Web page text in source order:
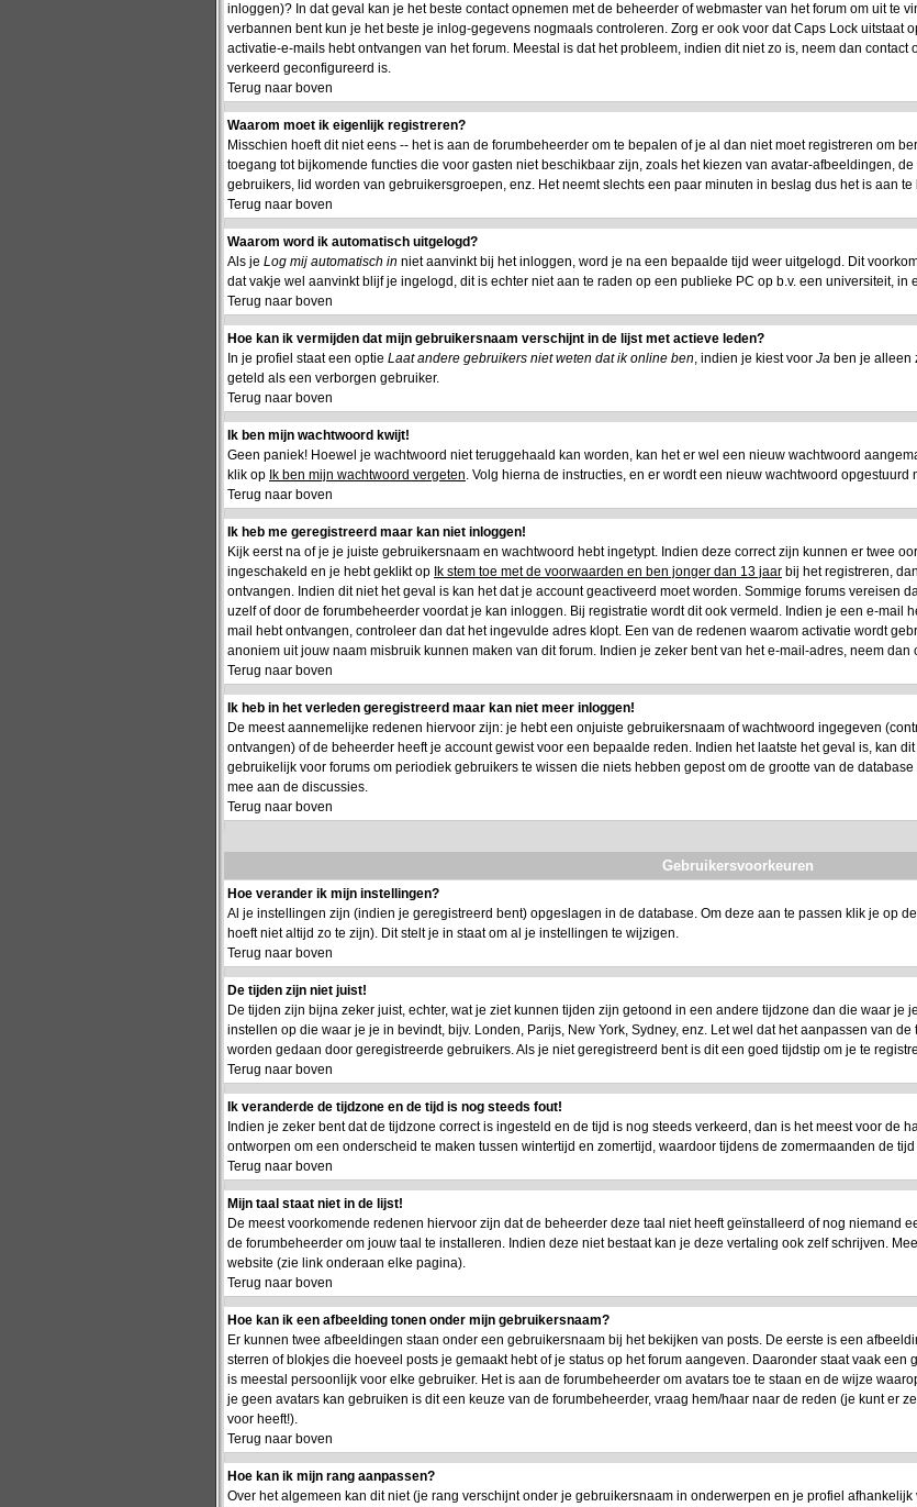
inloggen)? In dat geval kan je het beste contact opnemen met de beheerder of webmaster van het forum om uit te
verbannen bent kun je het beste je inlog-gegevens nogmaals controleren. Zorg er ook voor dat Caps Lock uitstaat
activatie-e-mails hebt ontvangen van het forum. Meestal is dat het probleem, indien dit niet zo is, neem dan
verkeerd geconfigureerd is.
Terug naar boven
Waarom moet ik eigenlijk registreren?
Misschien hoeft dit niet eens -- het is aan de forumbeheerder om te bepalen of je al dan niet moet registreren om
toegang tot bijkomende functies die voor gasten niet beschikbaar zijn, zoals het kiezen van avatar-afbeeldingen,
gebruikers, lid worden van gebruikersgroepen, enz. Het neemt slechts een paar minuten in beslag dus het is aan
Terug naar boven
Waarom word ik automatisch uitgelogd?
Als je Log mij automatisch in niet aanvinkt bij het inloggen, word je na een bepaalde tijd weer uitgelogd. Dit
dat vakje wel aanvinkt blijf je ingelogd, dit is echter niet aan te raden op een publieke PC op b.v. een universiteit, in
Terug naar boven
Hoe kan ik vermijden dat mijn gebruikersnaam verschijnt in de lijst met actieve leden?
In je profiel staat een optie Laat andere gebruikers niet weten dat ik online ben, indien je kiest voor Ja ben je alleen
geteld als een verborgen gebruiker.
Terug naar boven
Ik ben mijn wachtwoord kwijt!
Geen paniek! Hoewel je wachtwoord niet teruggehaald kan worden, kan het er wel een nieuw wachtwoord
klik op Ik ben mijn wachtwoord vergeten. Volg hierna de instructies, en er wordt een nieuw wachtwoord
Terug naar boven
Ik heb me geregistreerd maar kan niet inloggen!
Kijk eerst na of je je juiste gebruikersnaam en wachtwoord hebt ingetypt. Indien deze correct zijn kunnen er twee
ingeschakeld en je hebt geklikt op Ik stem toe met de voorwaarden en ben jonger dan 13 jaar bij het registreren,
ontvangen. Indien dit niet het geval is kan het dat je account geactiveerd moet worden. Sommige forums vereisen
uzelf of door de forumbeheerder voordat je kan inloggen. Bij registratie wordt dit ook vermeld. Indien je een e-mail
mail hebt ontvangen, controleer dan dat het ingevulde adres klopt. Een van de redenen waarom activatie wordt
anoniem uit jouw naam misbruik kunnen maken van dit forum. Indien je zeker bent van het e-mail-adres, neem dan
Terug naar boven
Ik heb in het verleden geregistreerd maar kan niet meer inloggen!
De meest aannemelijke redenen hiervoor zijn: je hebt een onjuiste gebruikersnaam of wachtwoord ingegeven
ontvangen) of de beheerder heeft je account gewist voor een bepaalde reden. Indien het laatste het geval is, kan
gebruikelijk voor forums om periodiek gebruikers te wissen die niets hebben gepost om de grootte van de
mee aan de discussies.
Terug naar boven
Gebruikersvoorkeuren
Hoe verander ik mijn instellingen?
Al je instellingen zijn (indien je geregistreerd bent) opgeslagen in de database. Om deze aan te passen klik je op de
hoeft niet altijd zo te zijn). Dit stelt je in staat om al je instellingen te wijzigen.
Terug naar boven
De tijden zijn niet juist!
De tijden zijn bijna zeker juist, echter, wat je ziet kunnen tijden zijn getoond in een andere tijdzone dan die waar je
instellen op die waar je je in bevindt, bijv. Londen, Parijs, New York, Sydney, enz. Let wel dat het aanpassen van
worden gedaan door geregistreerde gebruikers. Als je niet geregistreerd bent is dit een goed tijdstip om je te
Terug naar boven
Ik veranderde de tijdzone en de tijd is nog steeds fout!
Indien je zeker bent dat de tijdzone correct is ingesteld en de tijd is nog steeds verkeerd, dan is het meest voor de
ontworpen om een onderscheid te maken tussen wintertijd en zomertijd, waardoor tijdens de zomermaanden de
Terug naar boven
Mijn taal staat niet in de lijst!
De meest voorkomende redenen hiervoor zijn dat de beheerder deze taal niet heeft geïnstalleerd of nog niemand
de forumbeheerder om jouw taal te installeren. Indien deze niet bestaat kan je deze vertaling ook zelf schrijven.
website (zie link onderaan elke pagina).
Terug naar boven
Hoe kan ik een afbeelding tonen onder mijn gebruikersnaam?
Er kunnen twee afbeeldingen staan onder een gebruikersnaam bij het bekijken van posts. De eerste is een
sterren of blokjes die hoeveel posts je gemaakt hebt of je status op het forum aangeven. Daaronder staat vaak
is meestal persoonlijk voor elke gebruiker. Het is aan de forumbeheerder om avatars toe te staan en de wijze
je geen avatars kan gebruiken is dit een keuze van de forumbeheerder, vraag hem/haar naar de reden (je kunt er
voor heeft!).
Terug naar boven
Hoe kan ik mijn rang aanpassen?
Over het algemeen kan dit niet (je rang verschijnt onder je gebruikersnaam in onderwerpen en je profiel